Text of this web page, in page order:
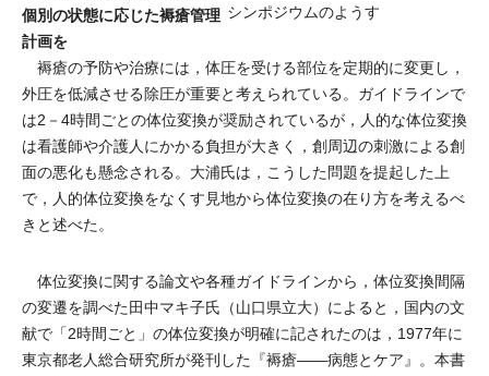
シンポジウムのようす
個別の状態に応じた褥瘡管理
計画を
褥瘡の予防や治療には，体圧を受ける部位を定期的に変更し，
外圧を低減させる除圧が重要と考えられている。ガイドラインで
は2－4時間ごとの体位変換が奨励されているが，人的な体位変換
は看護師や介護人にかかる負担が大きく，創周辺の刺激による創
面の悪化も懸念される。大浦氏は，こうした問題を提起した上
で，人的体位変換をなくす見地から体位変換の在り方を考えるべ
きと述べた。
体位変換に関する論文や各種ガイドラインから，体位変換間隔
の変遷を調べた田中マキ子氏（山口県立大）によると，国内の文
献で「2時間ごと」の体位変換が明確に記されたのは，1977年に
東京都老人総合研究所が発刊した『褥瘡――病態とケア』。本書